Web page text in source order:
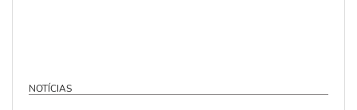
NOTÍCIAS